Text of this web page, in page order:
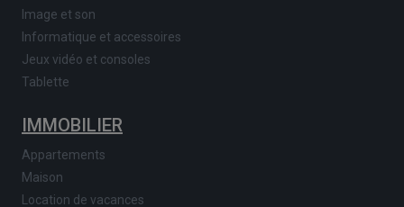
Image et son
Informatique et accessoires
Jeux vidéo et consoles
Tablette
IMMOBILIER
Appartements
Maison
Location de vacances